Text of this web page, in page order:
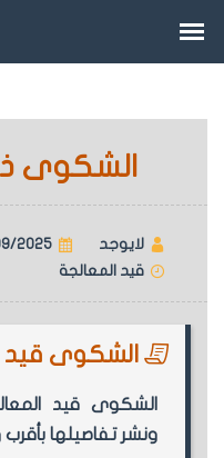
الشكوى ذات
لايوجد 2025
قيد المعالجة
الشكوى قيد
الشكوى قيد
ونشر تفاصيلها